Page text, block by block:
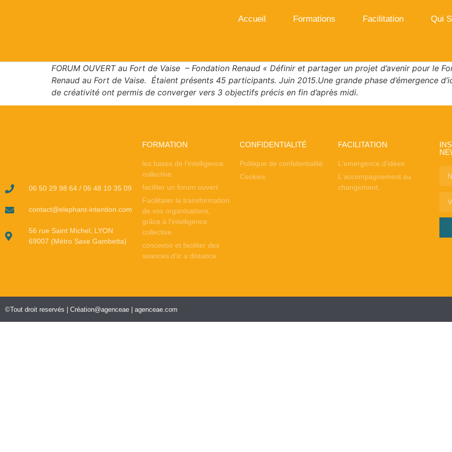
Accueil Formations Facilitation Qui
FORUM OUVERT au Fort de Vaise – Fondation Renaud « Définir et partager un projet d’avenir pour le
Renaud au Fort de Vaise. Étaient présents 45 participants. Juin 2015.Une grande phase d’émergence
de créativité ont permis de converger vers 3 objectifs précis en fin d’après midi.
06 50 29 98 64 / 06 48 10 35 09
contact@elephant-intention.com
56 rue Saint Michel, LYON
69007 (Métro Saxe Gambetta)
FORMATION
les bases de l’intelligence
collective
faciliter un forum ouvert
Facilitater la transformation
de vos organisations,
grâce à l'intelligence
collective
concevoir et faciliter des
seances d’ic a distance
CONFIDENTIALITÉ
Politique de confidentialité
Cookies
FACILITATION
L'emergence d'idées
L'accompagnement au
changement.
©Tout droit reservés | Création@agenceae | agenceae.com